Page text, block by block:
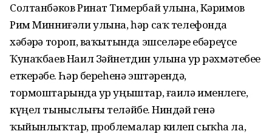
Солтанбәков Ринат Тимербай улына, Кәримов
Рим Минниғәли улына, һәр саҡ телефонда
хәбәрҙә тороп, ваҡытында эшселәрҙе ебәреүсе
Ҡунаҡбаев Наил Зәйнетдин улына ҙур рәхмәтебеҙҙе
еткерәбеҙ. Һәр береһенә эштәрендә,
тормоштарында ҙур уңыштар, ғаилә именлеге,
күңел тыныслығы теләйбеҙ. Ниндәй генә
ҡыйынлыҡтар, проблемалар килеп сыҡһа ла,